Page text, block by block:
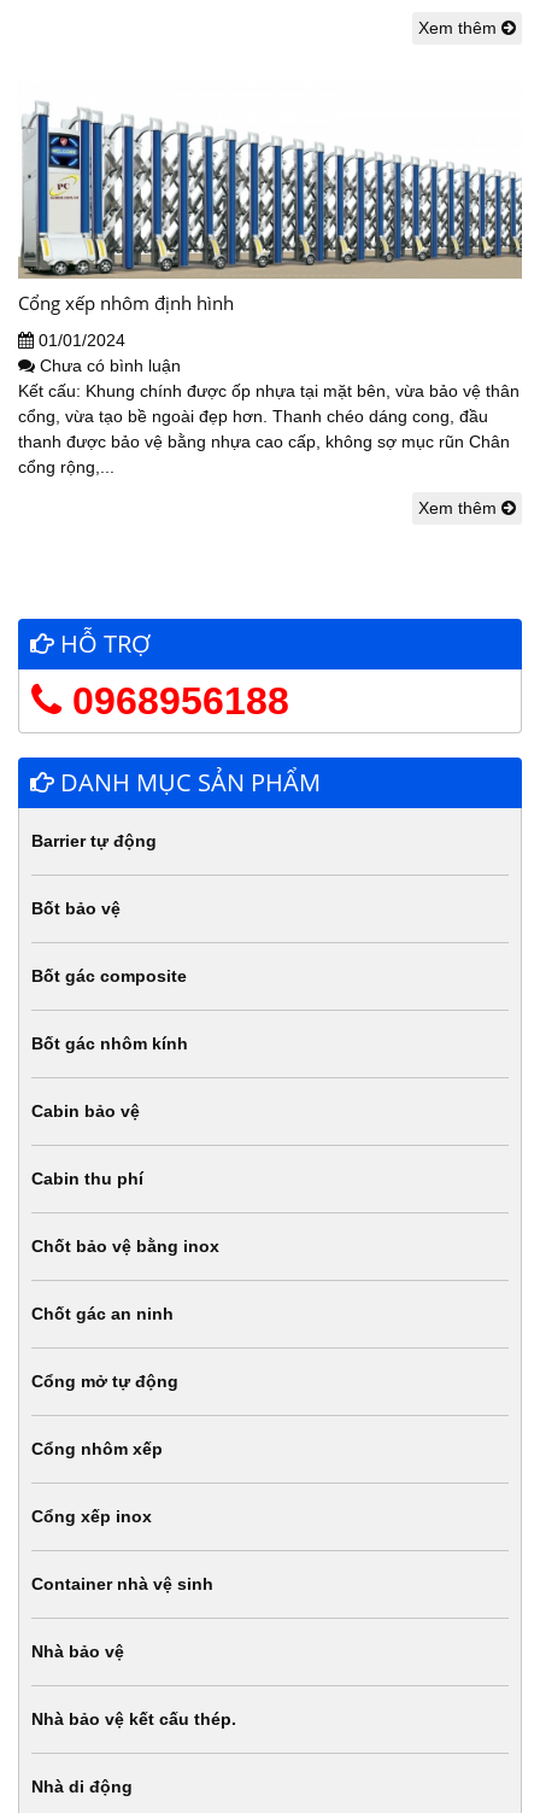
Xem thêm
Cổng xếp nhôm định hình
01/01/2024
Chưa có bình luận
Kết cấu: Khung chính được ốp nhựa tại mặt bên, vừa bảo vệ thân
cổng, vừa tạo bề ngoài đẹp hơn. Thanh chéo dáng cong, đầu
thanh được bảo vệ bằng nhựa cao cấp, không sợ mục rũn Chân
cổng rộng,...
Xem thêm
HỖ TRỢ
0968956188
DANH MỤC SẢN PHẨM
Barrier tự động
Bốt bảo vệ
Bốt gác composite
Bốt gác nhôm kính
Cabin bảo vệ
Cabin thu phí
Chốt bảo vệ bằng inox
Chốt gác an ninh
Cổng mở tự động
Cổng nhôm xếp
Cổng xếp inox
Container nhà vệ sinh
Nhà bảo vệ
Nhà bảo vệ kết cấu thép.
Nhà di động